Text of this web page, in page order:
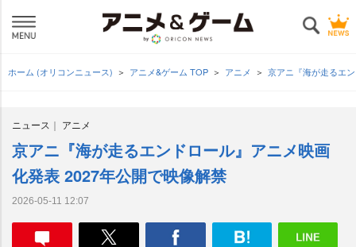
ホーム (オリコンニュース) アニメ&ゲーム TOP アニメ 京アニ『海が走るエ
ニュース アニメ
京アニ『海が走るエンドロール』アニメ映画
化発表 2027年公開で映像解禁
2026-05-11 12:07